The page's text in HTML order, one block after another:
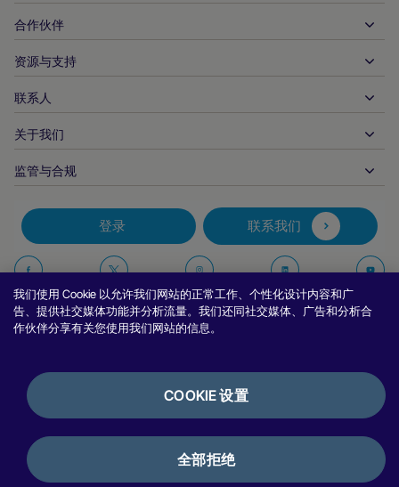
全球收单
实时支付
发布
付款方式
APM
欺诈与风险管理
拒付解决方案
币种管理
对账管理
集成选项
银行服务
加密货币与数字资产
支付编排
汽车
企业对企业
金融服务
政府付款
旅行与交通
独立软件供货商
加密货币平台与兑换
市场
中小企业
数字内容与订阅
视频游戏
开发者工具
API 参考文件
文件资料中心
合作伙伴
与我们合作
合作伙伴产品和解决方案
技术合作伙伴
合作伙伴 DNA
合作伙伴见解
资源与支持
客户支持
商家资源
行业报告
联系人
商户销售咨询
首席执行官办公室
公司信息
推荐商户计划
报告安全漏洞
关于我们
业务概况
案例研究
博客
新闻室
访谈与网络研讨会
监管与合规
无障碍声明
反现代奴隶制报告（英国）
反现代奴隶制报告（加拿大）
阿根廷信息与政策
巴西信息与政策
举报政策
许可证与认证
登录 联系我们
Facebook
上
们
Twitter
上
们
Instagram
我
们
Linkedin
们
Cookie 政策
使用条款
评论与推荐
我们使用 Cookie 以允许我们网站的正常工作、个性化设计内容和广
告、提供社交媒体功能并分析流量。我们还同社交媒体、广告和分析合
作伙伴分享有关您使用我们网站的信息。
COOKIE 设置
全部拒绝